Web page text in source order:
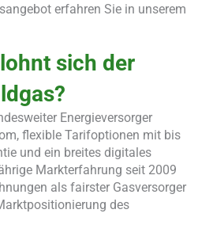
erfahren Sie in unserem
sich der
Energieversorger
flexible Tarifoptionen mit bis
und ein breites digitales
Markterfahrung seit 2009
als fairster Gasversorger
des